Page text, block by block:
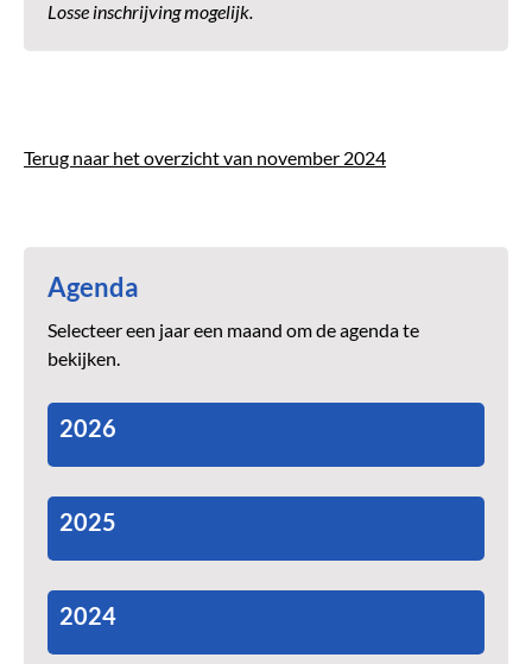
Losse inschrijving mogelijk.
Terug naar het overzicht van november 2024
Agenda
Selecteer een jaar een maand om de agenda te
bekijken.
2026
2025
2024